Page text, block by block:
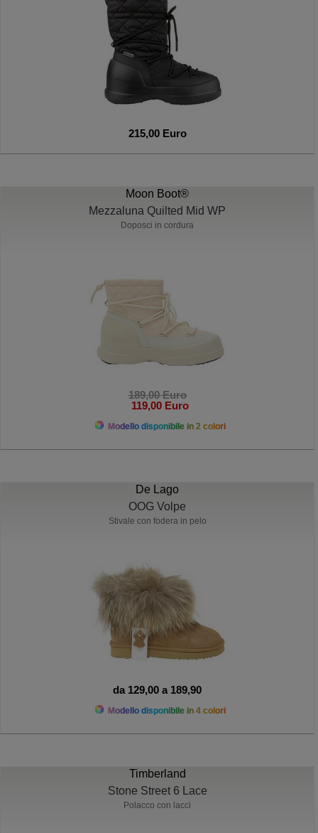
215,00 Euro
Moon Boot®
Mezzaluna Quilted Mid WP
Doposci in cordura
189,00 Euro
119,00 Euro
Modello disponibile in 2 colori
De Lago
OOG Volpe
Stivale con fodera in pelo
da 129,00 a 189,90
Modello disponibile in 4 colori
Timberland
Stone Street 6 Lace
Polacco con lacci